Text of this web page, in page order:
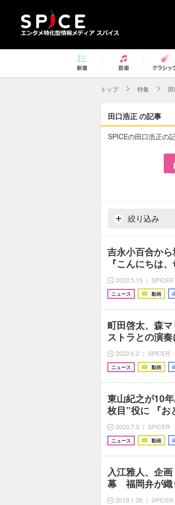
トップ 特集
田口浩正 の記事
SPICEの田口浩正の
絞り込み
吉永小百合か
『こんにちは
2023.5.15 ｜ SPICER
ニュース 動画
町田啓太、森
ストラとの演
2022.6.2 ｜ SPICER
ニュース 動画
東山紀之が10
枚目”役に 『
2020.7.3 ｜ SPICER
ニュース 動画
入江雅人、企
幕 福岡弁が織
2019.1.26 ｜ SPICER